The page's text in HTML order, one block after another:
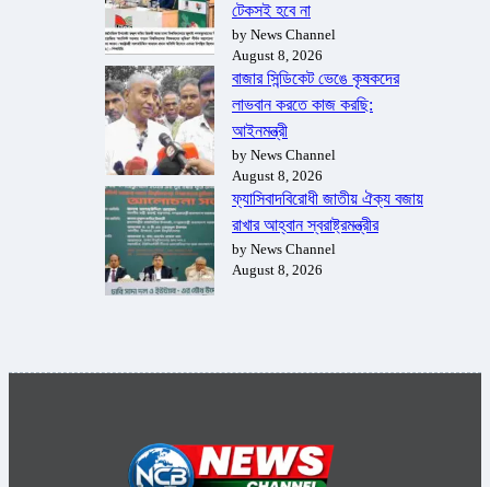
টেকসই হবে না
by News Channel
August 8, 2026
বাজার সিন্ডিকেট ভেঙে কৃষকদের
লাভবান করতে কাজ করছি:
আইনমন্ত্রী
by News Channel
August 8, 2026
ফ্যাসিবাদবিরোধী জাতীয় ঐক্য বজায়
রাখার আহ্বান স্বরাষ্ট্রমন্ত্রীর
by News Channel
August 8, 2026